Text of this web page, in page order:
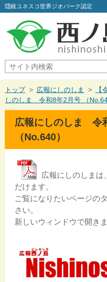
このペー
隠岐ユネスコ世界ジオパーク認定
サ
イ
ト
内
検
索
現
在
の
トップ > 広報にしのしま > 【
しのしま 令和8年2月号 （
広報にしのしま 令
（No.640）
広報にしのしまは
だけます。
ご覧になりたいページの
さい。
新しいウィンドウで開きま